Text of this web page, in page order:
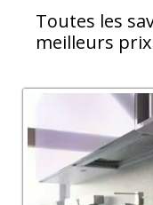
Toutes les
meilleurs